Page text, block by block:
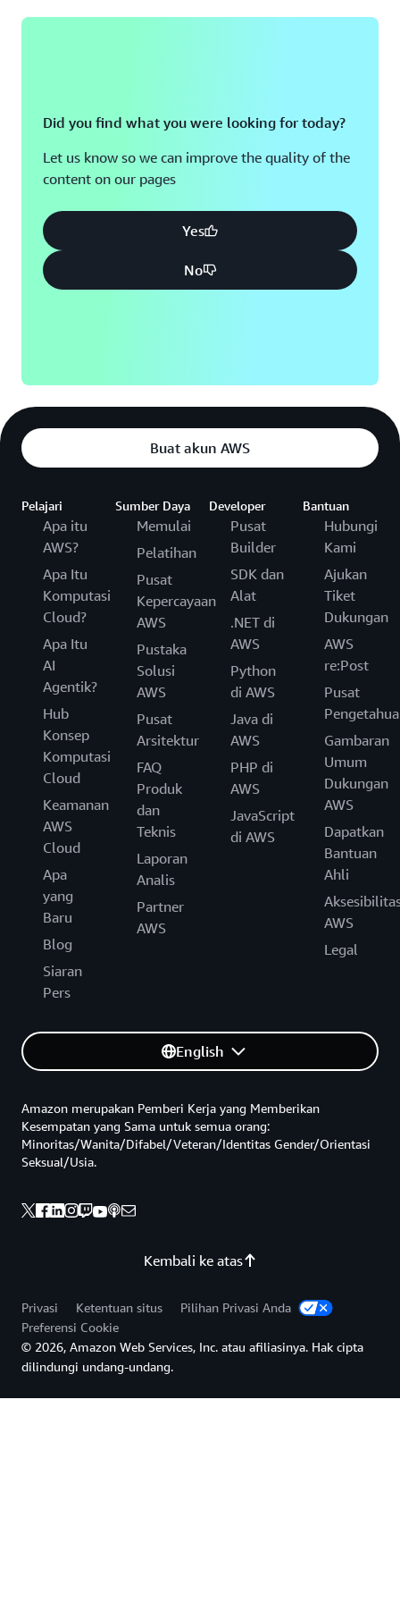
Did you find what you were looking for today?
Let us know so we can improve the quality of the
content on our pages
Yes
No
Buat akun AWS
Pelajari
Apa itu
AWS?
Apa Itu
Komputasi
Cloud?
Apa Itu
AI
Agentik?
Hub
Konsep
Komputasi
Cloud
Keamanan
AWS
Cloud
Apa
yang
Baru
Blog
Siaran
Pers
Sumber Daya
Memulai
Pelatihan
Pusat
Kepercayaan
AWS
Pustaka
Solusi
AWS
Pusat
Arsitektur
FAQ
Produk
dan
Teknis
Laporan
Analis
Partner
AWS
Developer
Pusat
Builder
SDK dan
Alat
.NET di
AWS
Python
di AWS
Java di
AWS
PHP di
AWS
JavaScript
di AWS
Bantuan
Hubungi
Kami
Ajukan
Tiket
Dukungan
AWS
re:Post
Pusat
Gambaran
Umum
Dukungan
AWS
Dapatkan
Bantuan
Ahli
AWS
Legal
English
Kembali ke atas
Amazon merupakan Pemberi Kerja yang Memberikan
Kesempatan yang Sama untuk semua orang:
Minoritas/Wanita/Difabel/Veteran/Identitas Gender/Orientasi
Seksual/Usia.
Privasi Ketentuan situs
Pilihan Privasi Anda
Preferensi Cookie
© 2026, Amazon Web Services, Inc. atau afiliasinya. Hak cipta
dilindungi undang-undang.